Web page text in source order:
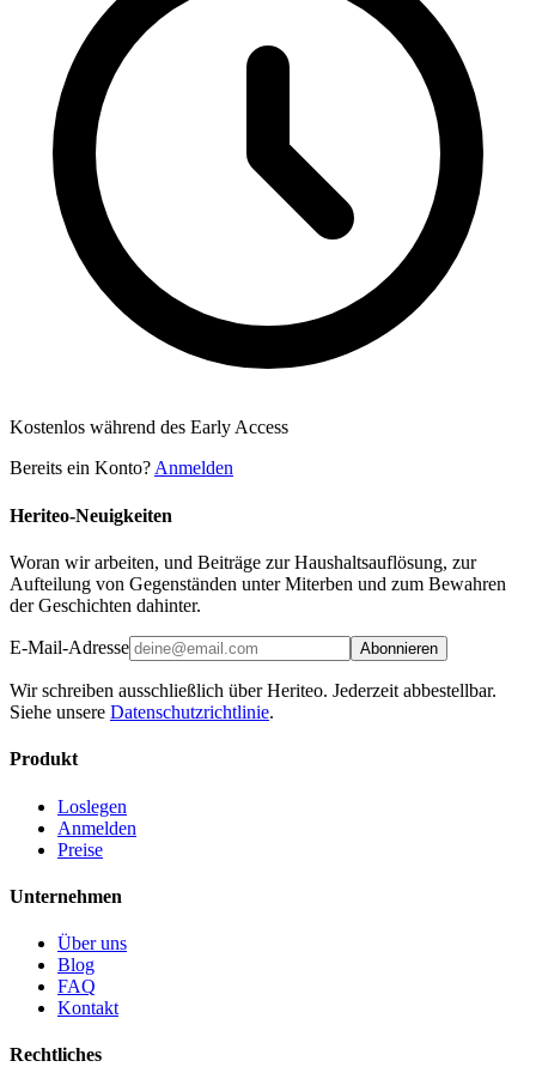
Kostenlos während des Early Access
Bereits ein Konto?Anmelden
Heriteo-Neuigkeiten
Woran wir arbeiten, und Beiträge zur Haushaltsauflösung, zur
Aufteilung von Gegenständen unter Miterben und zum Bewahren
der Geschichten dahinter.
E-Mail-Adresse Abonnieren
Wir schreiben ausschließlich über Heriteo. Jederzeit abbestellbar.
Siehe unsere Datenschutzrichtlinie.
Produkt
Loslegen
Anmelden
Preise
Unternehmen
Über uns
Blog
FAQ
Kontakt
Rechtliches